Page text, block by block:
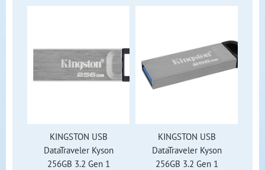
KINGSTON USB
DataTraveler Kyson
256GB 3.2 Gen 1
KINGSTON USB
DataTraveler Kyson
256GB 3.2 Gen 1